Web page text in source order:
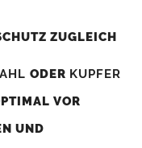
ZUGLEICH
ODER KUPFER
VOR
UND